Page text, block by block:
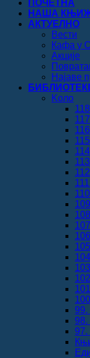
ПОЧЕТНА
НАША
АКТУЕЛНО
Вести
Кафа у
Акције
Најаве
Koло
99.
98.
97.